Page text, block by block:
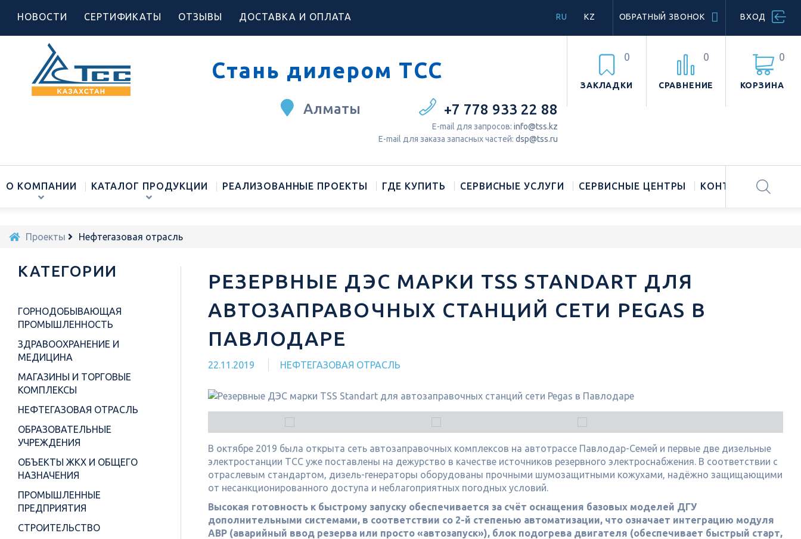
НОВОСТИ СЕРТИФИКАТЫ ОТЗЫВЫ ДОСТАВКА И ОПЛАТА ВХОД
ОБРАТНЫЙ ЗВОНОК
RU KZ
Стань дилером ТСС
КОРЗИНА
0
ЗАКЛАДКИ
0
СРАВНЕНИЕ
0
+7 778 933 22 88
Е-mail для запросов: info@tss.kz
Е-mail для заказа запасных частей: dsp@tss.ru
Алматы
О КОМПАНИИ КАТАЛОГ ПРОДУКЦИИ РЕАЛИЗОВАННЫЕ ПРОЕКТЫ ГДЕ КУПИТЬ СЕРВИСНЫЕ УСЛУГИ СЕРВИСНЫЕ ЦЕНТРЫ КОНТАКТЫ
Проекты Нефтегазовая отрасль
РЕЗЕРВНЫЕ ДЭС МАРКИ TSS STANDART ДЛЯ
АВТОЗАПРАВОЧНЫХ СТАНЦИЙ СЕТИ PEGAS В
ПАВЛОДАРЕ
22.11.2019 НЕФТЕГАЗОВАЯ ОТРАСЛЬ
В октябре 2019 была открыта сеть автозаправочных комплексов на автотрассе Павлодар-Семей и первые две дизельные
электростанции ТСС уже поставлены на дежурство в качестве источников резервного электроснабжения. В соответствии с
отраслевым стандартом, дизель-генераторы оборудованы прочными шумозащитными кожухами, надёжно защищающими
от несанкционированного доступа и неблагоприятных погодных условий.
Высокая готовность к быстрому запуску обеспечивается за счёт оснащения базовых моделей ДГУ
дополнительными системами, в соответствии со 2-й степенью автоматизации, что означает интеграцию модуля
АВР (аварийный ввод резерва или просто «автозапуск»), блок подогрева двигателя (обеспечивает быстрый старт,
КАТЕГОРИИ
ГОРНОДОБЫВАЮЩАЯ
ПРОМЫШЛЕННОСТЬ
ЗДРАВООХРАНЕНИЕ И
МЕДИЦИНА
МАГАЗИНЫ И ТОРГОВЫЕ
КОМПЛЕКСЫ
НЕФТЕГАЗОВАЯ ОТРАСЛЬ
ОБРАЗОВАТЕЛЬНЫЕ
УЧРЕЖДЕНИЯ
ОБЪЕКТЫ ЖКХ И ОБЩЕГО
НАЗНАЧЕНИЯ
ПРОМЫШЛЕННЫЕ
ПРЕДПРИЯТИЯ
СТРОИТЕЛЬСТВО